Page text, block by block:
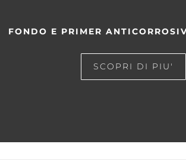
FONDO E PRIMER
SCOPRI DI PIU'